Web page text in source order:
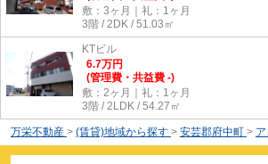
敷：3ヶ月｜礼：1ヶ月
3階 / 2DK / 51.03㎡
KTビル
6.7万円
(管理費・共益費 -)
敷：2ヶ月｜礼：1ヶ月
3階 / 2LDK / 54.27㎡
万栄不動産 > (賃貸)地域から探す > 安芸郡府中町 >